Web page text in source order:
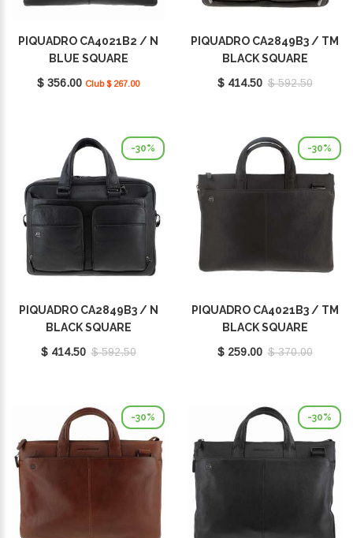
PIQUADRO CA4021B2 / N
BLUE SQUARE
$ 356.00 Club $ 267.00
PIQUADRO CA2849B3 / TM
BLACK SQUARE
$ 414.50 $ 592.50
-30%
PIQUADRO CA2849B3 / N
BLACK SQUARE
$ 414.50 $ 592.50
-30%
PIQUADRO CA4021B3 / TM
BLACK SQUARE
$ 259.00 $ 370.00
-30% -30%